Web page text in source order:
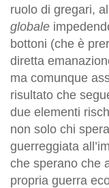
ruolo di gregari,
globale
bottoni (che è
diretta
ma comunque
risultato che
due elementi
non solo chi
guerreggiata
che sperano che
propria guerra